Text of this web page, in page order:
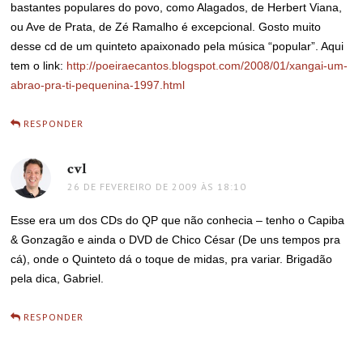
bastantes populares do povo, como Alagados, de Herbert Viana,
ou Ave de Prata, de Zé Ramalho é excepcional. Gosto muito
desse cd de um quinteto apaixonado pela música “popular”. Aqui
tem o link: http://poeiraecantos.blogspot.com/2008/01/xangai-um-
abrao-pra-ti-pequenina-1997.html
RESPONDER
cvl
26 DE FEVEREIRO DE 2009 ÀS 18:10
Esse era um dos CDs do QP que não conhecia – tenho o Capiba
& Gonzagão e ainda o DVD de Chico César (De uns tempos pra
cá), onde o Quinteto dá o toque de midas, pra variar. Brigadão
pela dica, Gabriel.
RESPONDER